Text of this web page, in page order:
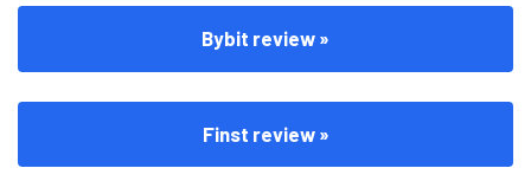
Bybit review »
Finst review »